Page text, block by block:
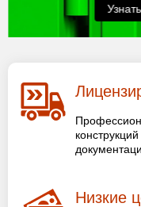
Низкие